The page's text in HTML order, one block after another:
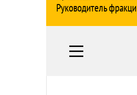
Руководитель